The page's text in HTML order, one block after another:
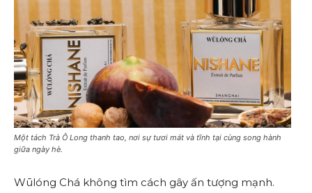
Một tách Trà Ô Long thanh tao, nơi sự tươi mát và tĩnh tại cùng song hành
giữa ngày hè.
Wūlóng Chá không tìm cách gây ấn tượng mạnh.